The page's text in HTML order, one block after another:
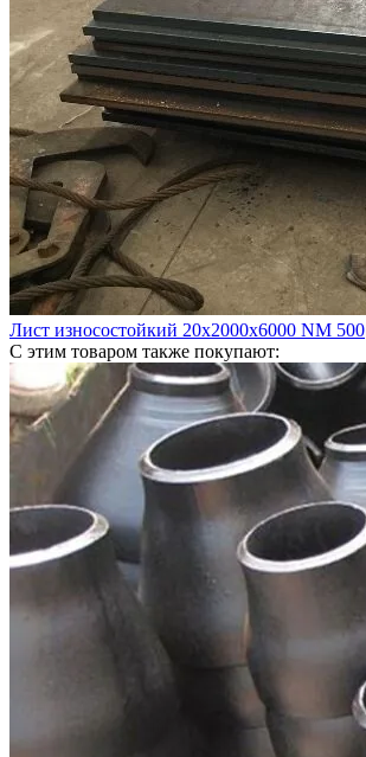
Лист износостойкий 20х2000х6000 NM 500
С этим товаром также покупают: